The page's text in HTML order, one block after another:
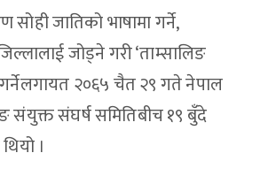
जातिको भाषामा गर्ने,
जोड्ने गरी ‘ताम्सालिङ
गर्नेलगायत २०६५ चैत २९ गते नेपाल
संयुक्त संघर्ष समितिबीच १९ बुँदे
।